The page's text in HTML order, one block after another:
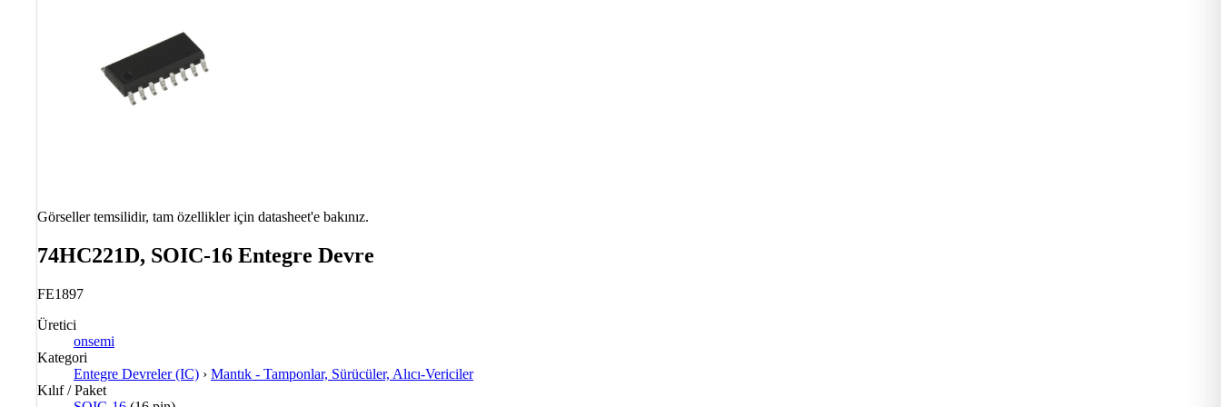
Görseller temsilidir, tam özellikler için datasheet'e bakınız.
74HC221D, SOIC-16 Entegre Devre
FE1897
Üretici
onsemi
Kategori
Entegre Devreler (IC) › Mantık - Tamponlar, Sürücüler, Alıcı-Vericiler
Kılıf / Paket